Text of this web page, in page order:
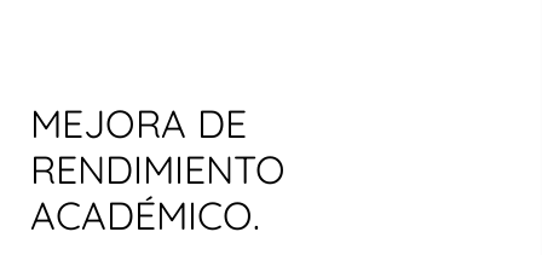
MEJORA DE
RENDIMIENTO
ACADÉMICO.